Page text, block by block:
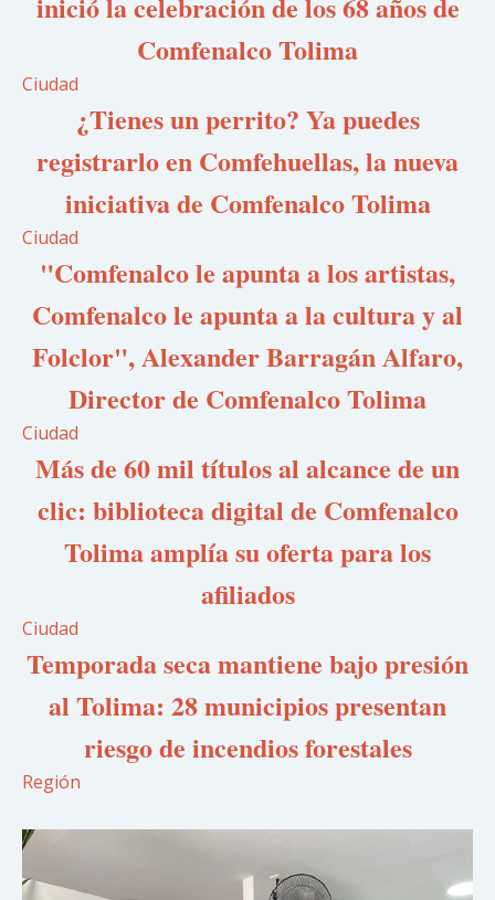
Comfenalco Tolima
Ciudad
¿Tienes un perrito? Ya puedes
registrarlo en Comfehuellas, la nueva
iniciativa de Comfenalco Tolima
Ciudad
"Comfenalco le apunta a los artistas,
Comfenalco le apunta a la cultura y al
Folclor", Alexander Barragán Alfaro,
Director de Comfenalco Tolima
Ciudad
Más de 60 mil títulos al alcance de un
clic: biblioteca digital de Comfenalco
Tolima amplía su oferta para los
afiliados
Ciudad
Temporada seca mantiene bajo presión
al Tolima: 28 municipios presentan
riesgo de incendios forestales
Región